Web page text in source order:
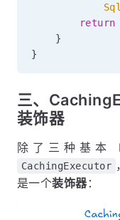
return
}
}
三、
装饰器
除了三种基本
CachingExecutor
是一个装饰器：